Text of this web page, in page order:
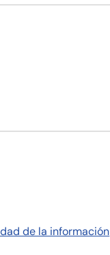
de la información